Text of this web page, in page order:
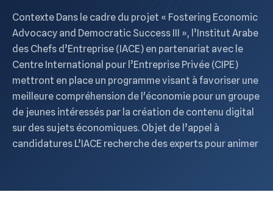
Contexte Dans le cadre du projet « Fostering Economic
Advocacy and Democratic Success III », l’Institut Arabe
des Chefs d’Entreprise (IACE) en partenariat avec le
Centre International pour l’Entreprise Privée (CIPE)
mettront en place un programme visant à favoriser une
meilleure compréhension de l'économie pour un groupe
de jeunes intéressés par la création de contenu digital
sur des sujets économiques. Objet de l’appel à
candidatures L’IACE recherche des experts pour animer